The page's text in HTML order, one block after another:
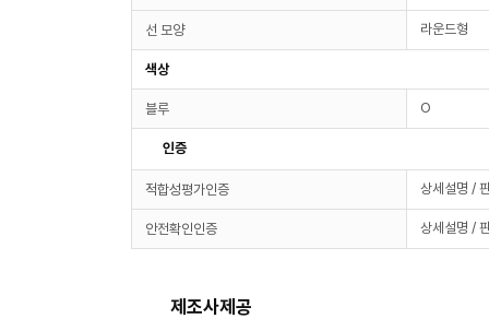
선 모양 라운드형
색상
블루 O
인증
적합성평가인증 상세설명 /
안전확인인증 상세설명 /
제조사제공